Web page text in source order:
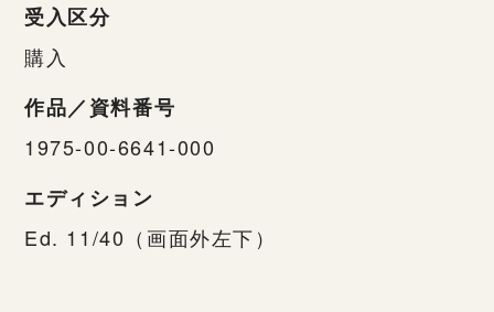
受入区分
購入
作品／資料番号
1975-00-6641-000
エディション
Ed. 11/40（画面外左下）